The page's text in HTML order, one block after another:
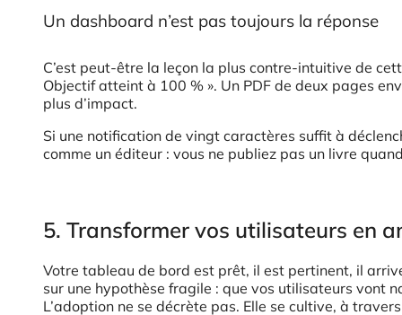
Un dashboard n’est pas toujours la réponse
C’est peut-être la leçon la plus contre-intuitive de
Objectif atteint à 100 % ». Un PDF de deux pages
plus d’impact.
Si une notification de vingt caractères suffit à
comme un éditeur : vous ne publiez pas un livre
5. Transformer vos utilisateurs en
Votre tableau de bord est prêt, il est pertinent, il
sur une hypothèse fragile : que vos utilisateurs vont
L’adoption ne se décrète pas. Elle se cultive, à